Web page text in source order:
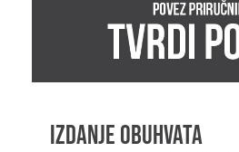
IZDANJE OBUHVATA